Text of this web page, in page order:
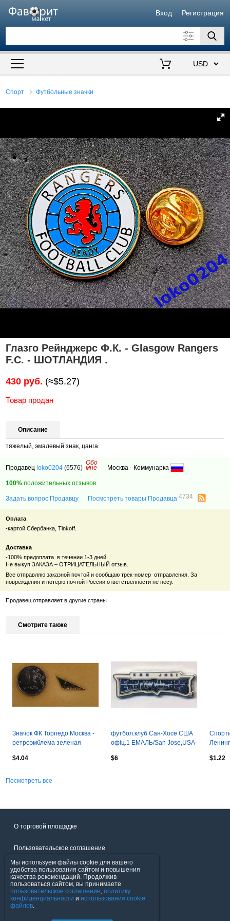
Вход Регистрация
Искать также в описании
Спорт Футбольные значки
Глазго Рейнджерс Ф.К. - Glasgow Rangers
F.C. - ШОТЛАНДИЯ .
430 руб. (≈$5.27)
Товар продан
Описание
тяжелый, эмалевый знак, цанга.
Продавец loko0204 (6576)
Обо
мне Москва - Коммунарка
100% положительных отзывов
Задать вопрос Продавцу Посмотреть товары Продавца4734
Оплата
-картой Сбербанка, Tinkoff.
Доставка
-100% предоплата в течении 1-3 дней.
Не выкуп ЗАКАЗА – ОТРИЦАТЕЛЬНЫЙ отзыв.
Все отправляю заказной почтой и сообщаю трек-номер отправления.За
повреждения и потерю почтой России ответственности не несу.
Продавец отправляет в другие страны
Смотрите также
Значок ФК Торпедо Москва -
ретроэмблема зеленая
$4.04
футбол.клуб Сан-Хосе США
офіц.1 ЕМАЛЬ/San Jose,USA-
$6
$1.22
Посмотреть все
О торговой площадке
Пользовательское соглашение
Политика конфиденциальности
Продавцы
Мы используем файлы cookie для вашего
удобства пользования сайтом и повышения
качества рекомендаций. Продолжив
пользоваться сайтом, вы принимаете
пользовательское соглашение, политику
конфиденциальности и использования cookie
файлов.